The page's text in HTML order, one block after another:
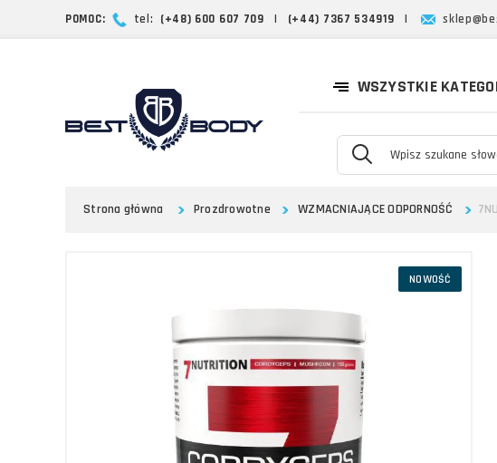
POMOC: tel: (+48) 600 607 709 | (+44) 7367 534919 |
WSZYSTKIE
Strona główna Prozdrowotne WZMACNIAJĄCE ODPORNOŚĆ
NOWOŚĆ